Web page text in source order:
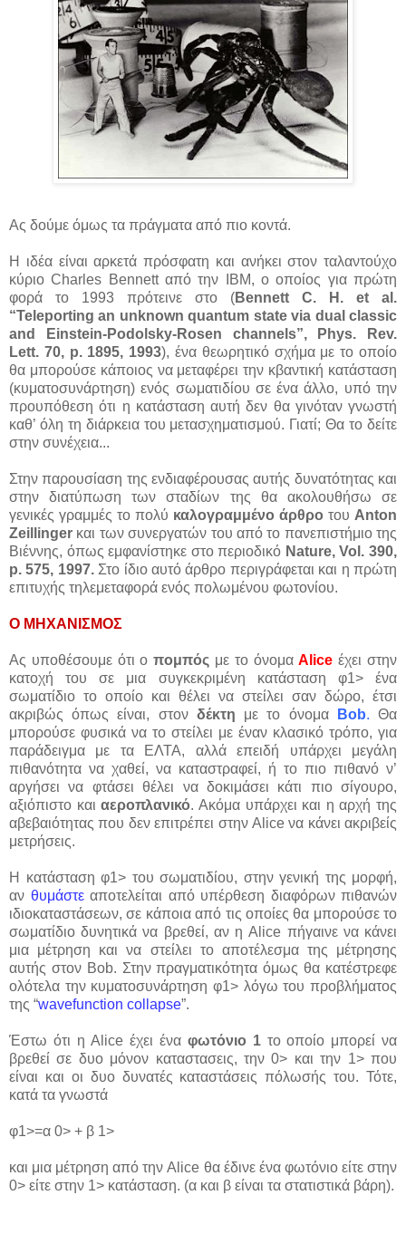
Ας δούμε όμως τα πράγματα από πιο κοντά.
Η ιδέα είναι αρκετά πρόσφατη και ανήκει στον ταλαντούχο
κύριο Charles Bennett από την IBM, ο οποίος για πρώτη
φορά το 1993 πρότεινε στο (Bennett C. H. et al.
“Teleporting an unknown quantum state via dual classic
and Einstein-Podolsky-Rosen channels”, Phys. Rev.
Lett. 70, p. 1895, 1993), ένα θεωρητικό σχήμα με το οποίο
θα μπορούσε κάποιος να μεταφέρει την κβαντική κατάσταση
(κυματοσυνάρτηση) ενός σωματιδίου σε ένα άλλο, υπό την
προυπόθεση ότι η κατάσταση αυτή δεν θα γινόταν γνωστή
καθ’ όλη τη διάρκεια του μετασχηματισμού. Γιατί; Θα το δείτε
στην συνέχεια...
Στην παρουσίαση της ενδιαφέρουσας αυτής δυνατότητας και
στην διατύπωση των σταδίων της θα ακολουθήσω σε
γενικές γραμμές το πολύ καλογραμμένο άρθρο του Anton
Zeillinger και των συνεργατών του από το πανεπιστήμιο της
Βιέννης, όπως εμφανίστηκε στο περιοδικό Nature, Vol. 390,
p. 575, 1997.Στο ίδιο αυτό άρθρο περιγράφεται και η πρώτη
επιτυχής τηλεμεταφορά ενός πολωμένου φωτονίου.
Ο ΜΗΧΑΝΙΣΜΟΣ
Ας υποθέσουμε ότι οπομπός με το όνομαAlice έχει στην
κατοχή του σε μια συγκεκριμένη κατάσταση φ1> ένα
σωματίδιο το οποίο και θέλει να στείλει σαν δώρο, έτσι
ακριβώς όπως είναι, στον δέκτη με το όνομα Bob. Θα
μπορούσε φυσικά να το στείλει με έναν κλασικό τρόπο, για
παράδειγμα με τα ΕΛΤΑ, αλλά επειδή υπάρχει μεγάλη
πιθανότητα να χαθεί, να καταστραφεί, ή το πιο πιθανό ν’
αργήσει να φτάσει θέλει να δοκιμάσει κάτι πιο σίγουρο,
αξιόπιστο καιαεροπλανικό. Ακόμα υπάρχει και η αρχή της
αβεβαιότητας που δεν επιτρέπει στην Alice να κάνει ακριβείς
μετρήσεις.
Η κατάσταση φ1> του σωματιδίου, στην γενική της μορφή,
αν θυμάστεαποτελείται από υπέρθεση διαφόρων πιθανών
ιδιοκαταστάσεων, σε κάποια από τις οποίες θα μπορούσε το
σωματίδιο δυνητικά να βρεθεί, αν η Alice πήγαινε να κάνει
μια μέτρηση και να στείλει το αποτέλεσμα της μέτρησης
αυτής στον Bob. Στην πραγματικότητα όμως θα κατέστρεφε
ολότελα την κυματοσυνάρτηση φ1> λόγω του προβλήματος
της “wavefunction collapse”.
Έστω ότι η Alice έχει ένα φωτόνιο 1το οποίο μπορεί να
βρεθεί σε δυο μόνον καταστασεις, την 0> και την 1> που
είναι και οι δυο δυνατές καταστάσεις πόλωσής του. Τότε,
κατά τα γνωστά
φ1>=α 0> + β 1>
και μια μέτρηση από την Alice θα έδινε ένα φωτόνιο είτε στην
0> είτε στην 1> κατάσταση. (α και β είναι τα στατιστικά βάρη).